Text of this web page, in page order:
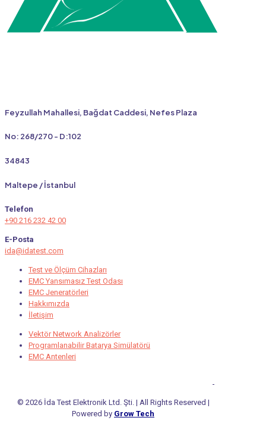
Feyzullah Mahallesi, Bağdat Caddesi, Nefes Plaza
No: 268/270 - D:102
34843
Maltepe / İstanbul
Telefon
+90 216 232 42 00
E-Posta
ida@idatest.com
Test ve Ölçüm Cihazları
EMC Yansımasız Test Odası
EMC Jeneratörleri
Hakkımızda
İletişim
Vektör Network Analizörler
Programlanabilir Batarya Simülatörü
EMC Antenleri
© 2026 İda Test Elektronik Ltd. Şti. | All Rights Reserved |
Powered by Grow Tech